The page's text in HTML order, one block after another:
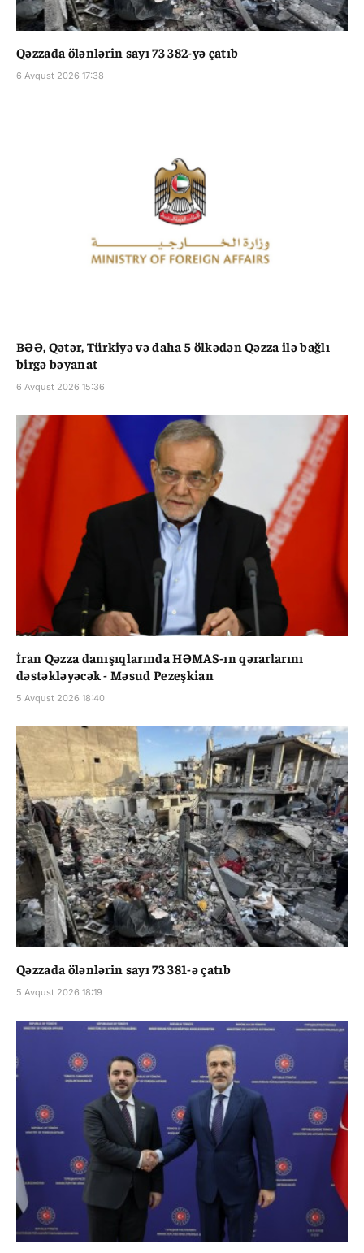
Qəzzada ölənlərin sayı 73 382-yə çatıb
6 Avqust 2026 17:38
BƏƏ, Qətər, Türkiyə və daha 5 ölkədən Qəzza ilə bağlı
birgə bəyanat
6 Avqust 2026 15:36
İran Qəzza danışıqlarında HƏMAS-ın qərarlarını
dəstəkləyəcək - Məsud Pezeşkian
5 Avqust 2026 18:40
Qəzzada ölənlərin sayı 73 381-ə çatıb
5 Avqust 2026 18:19